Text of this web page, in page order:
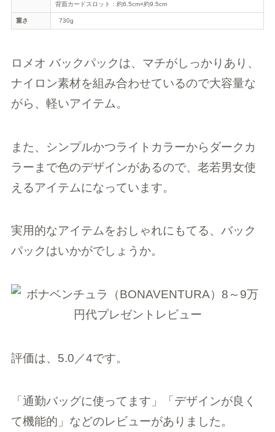
背面カードスロット：約6.5cm×約9.5cm
重さ 730g
ロメオ バックパックは、マチがしっかりあり、
ナイロン素材を組み合わせているので大容量な
がら、軽いアイテム。
また、シンプルかつライトカラーからダークカ
ラーまで色のデザインがあるので、老若男女使
えるアイテムになっています。
実用的なアイテムをおしゃれにもてる、バック
パックはいかがでしょうか。
評価は、5.0／4です。
「通勤バッグに使ってます」「デザインが良く
て機能的」などのレビューがありました。